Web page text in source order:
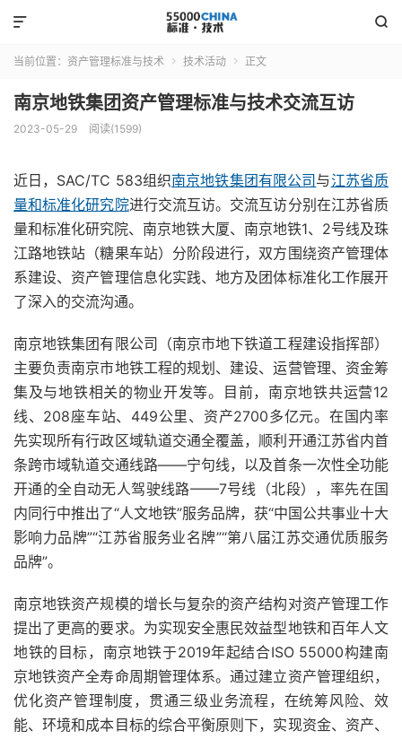


当前位置： 资产管理标准与技术  技术活动  正文
南京地铁集团资产管理标准与技术交流互访
2023-05-29 阅读(1599)
近日，SAC/TC 583组织南京地铁集团有限公司 与江苏省质
量和标准化研究院进行交流互访。交流互访分别在江苏省质
量和标准化研究院、南京地铁大厦、南京地铁1、2号线及珠
江路地铁站（糖果车站）分阶段进行，双方围绕资产管理体
系建设、资产管理信息化实践、地方及团体标准化工作展开
了深入的交流沟通。
南京地铁集团有限公司（南京市地下铁道工程建设指挥部）
主要负责南京市地铁工程的规划、建设、运营管理、资金筹
集及与地铁相关的物业开发等。目前，南京地铁共运营12
线、208座车站、449公里、资产2700多亿元。在国内率
先实现所有行政区域轨道交通全覆盖，顺利开通江苏省内首
条跨市域轨道交通线路——宁句线，以及首条一次性全功能
开通的全自动无人驾驶线路——7号线（北段），率先在国
内同行中推出了“人文地铁”服务品牌，获“中国公共事业十大
影响力品牌”“江苏省服务业名牌”“第八届江苏交通优质服务
品牌”。
南京地铁资产规模的增长与复杂的资产结构对资产管理工作
提出了更高的要求。为实现安全惠民效益型地铁和百年人文
地铁的目标，南京地铁于2019年起结合ISO 55000构建南
京地铁资产全寿命周期管理体系。通过建立资产管理组织，
优化资产管理制度，贯通三级业务流程，在统筹风险、效
能、环境和成本目标的综合平衡原则下，实现资金、资产、